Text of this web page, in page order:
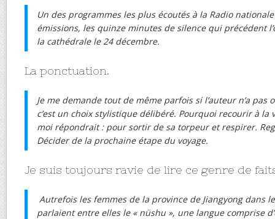
Un des programmes les plus écoutés à la Radio
émissions, les quinze minutes de silence qui précédent
la cathédrale le 24 décembre.
La ponctuation.
Je me demande tout de même parfois si l’auteur n’a pas
c’est un choix stylistique délibéré. Pourquoi recourir à la
moi répondrait : pour sortir de sa torpeur et respirer.
Décider de la prochaine étape du voyage.
Je suis toujours ravie de lire ce genre de
Autrefois les femmes de la province de Jiangyong dans
parlaient entre elles le « nüshu », une langue comprise